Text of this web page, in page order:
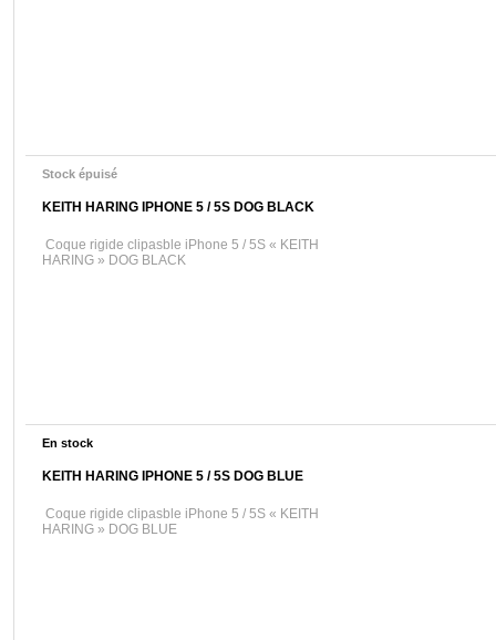
Stock épuisé
KEITH HARING IPHONE 5 / 5S DOG BLACK
Coque rigide clipasble iPhone 5 / 5S « KEITH
HARING » DOG BLACK
En stock
KEITH HARING IPHONE 5 / 5S DOG BLUE
Coque rigide clipasble iPhone 5 / 5S « KEITH
HARING » DOG BLUE